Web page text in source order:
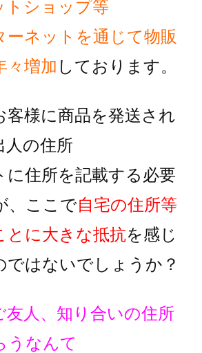
トショップ等
ーネットを通じて物販
々増加 しております。
客様に商品を発送され
人の住所
に住所を記載する必要
ここで自宅の住所等
とに大きな抵抗を感じ
ではないでしょうか？
友人、知り合いの住所
うなんて